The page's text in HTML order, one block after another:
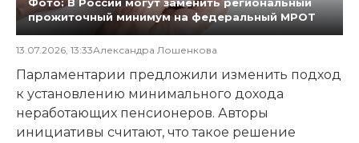
Фото: В России могут заменить региональный
прожиточный минимум на федеральный МРОТ
13.07.2026, 13:33Александра Лошенкова
Парламентарии предложили изменить подход
к установлению минимального дохода
неработающих пенсионеров. Авторы
инициативы считают, что такое решение